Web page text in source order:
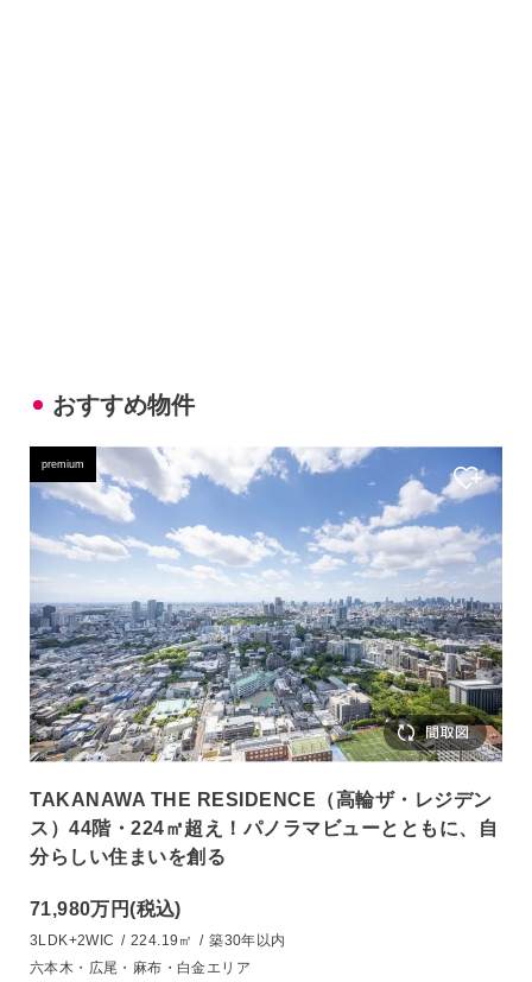
おすすめ物件
premium
TAKANAWA THE RESIDENCE（高輪ザ・レジデン
ス）44階・224㎡超え！パノラマビューとともに、自
分らしい住まいを創る
71,980万円(税込)
3LDK+2WIC / 224.19㎡ / 築30年以内
六本木・広尾・麻布・白金エリア